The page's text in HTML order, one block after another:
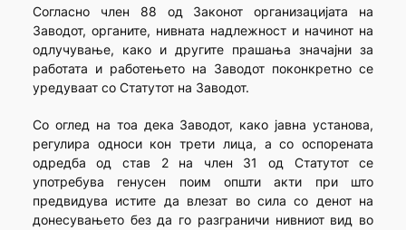
Согласно член 88 од Законот организацијата на
Заводот, органите, нивната надлежност и начинот на
одлучување, како и другите прашања значајни за
работата и работењето на Заводот поконкретно се
уредуваат со Статутот на Заводот.
Со оглед на тоа дека Заводот, како јавна установа,
регулира односи кон трети лица, а со оспорената
одредба од став 2 на член 31 од Статутот се
употребува генусен поим општи акти при што
предвидува истите да влезат во сила со денот на
донесувањето без да го разграничи нивниот вид во